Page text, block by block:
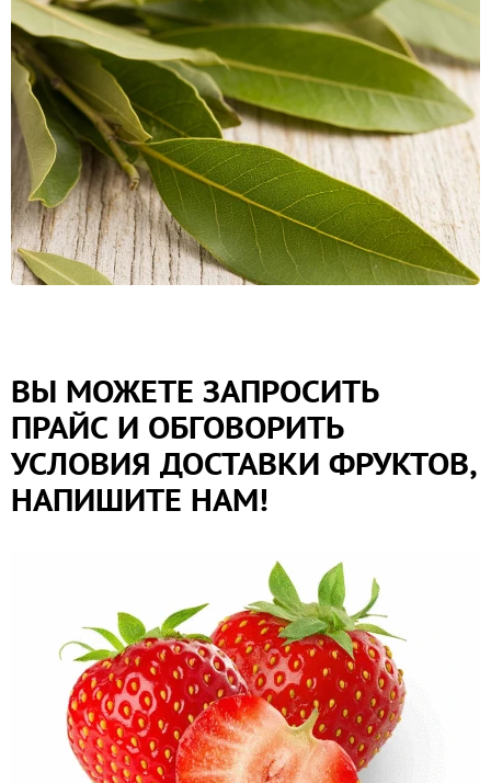
ВЫ МОЖЕТЕ ЗАПРОСИТЬ
ПРАЙС И ОБГОВОРИТЬ
УСЛОВИЯ ДОСТАВКИ ФРУКТОВ,
НАПИШИТЕ НАМ!